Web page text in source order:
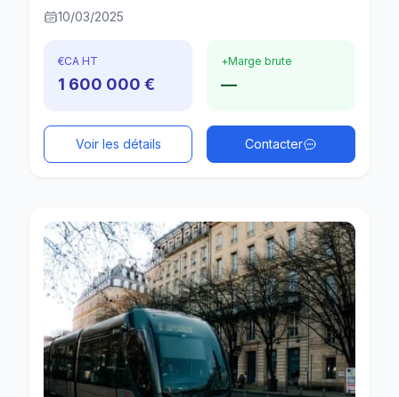
10/03/2025
€CA HT
1 600 000 €
+Marge brute
—
Voir les détails Contacter